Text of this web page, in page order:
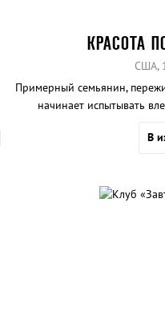
КРАСОТА
США,
Примерный семьянин,
начинает испытывать
В